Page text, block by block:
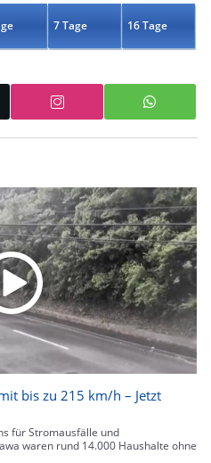
7 Tage 16 Tage
bis zu 215 km/h – Jetzt
für Stromausfälle und
waren rund 14.000 Haushalte ohne